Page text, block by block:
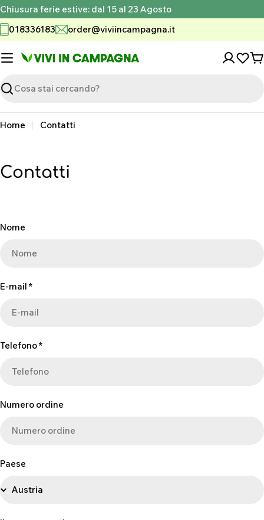
Vai
al
contenuto
Chiusura ferie estive: dal 15 al 23 Agosto
018336183
order@viviincampagna.it
Ricerca
Home Contatti
Contatti
M
l
c
a
o
Nome
E-mail *
Telefono*
Numero ordine
Paese